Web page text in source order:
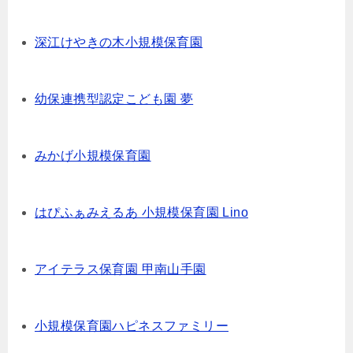
深江けやきの木小規模保育園
幼保連携型認定こども園 夢
みかげ小規模保育園
はぴふぁみえるあ 小規模保育園 Lino
アイテラス保育園 甲南山手園
小規模保育園ハピネスファミリー